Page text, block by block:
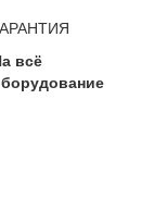
всё